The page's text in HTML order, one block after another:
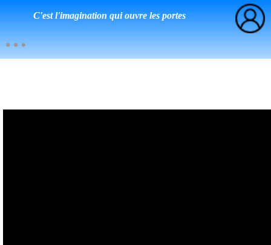
C'est l'imagination qui ouvre les portes